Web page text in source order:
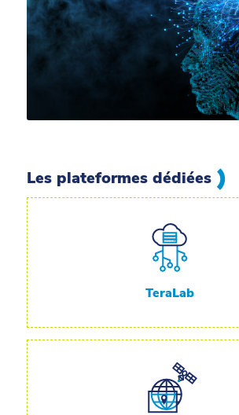
Les plateformes dédiées
TeraLab